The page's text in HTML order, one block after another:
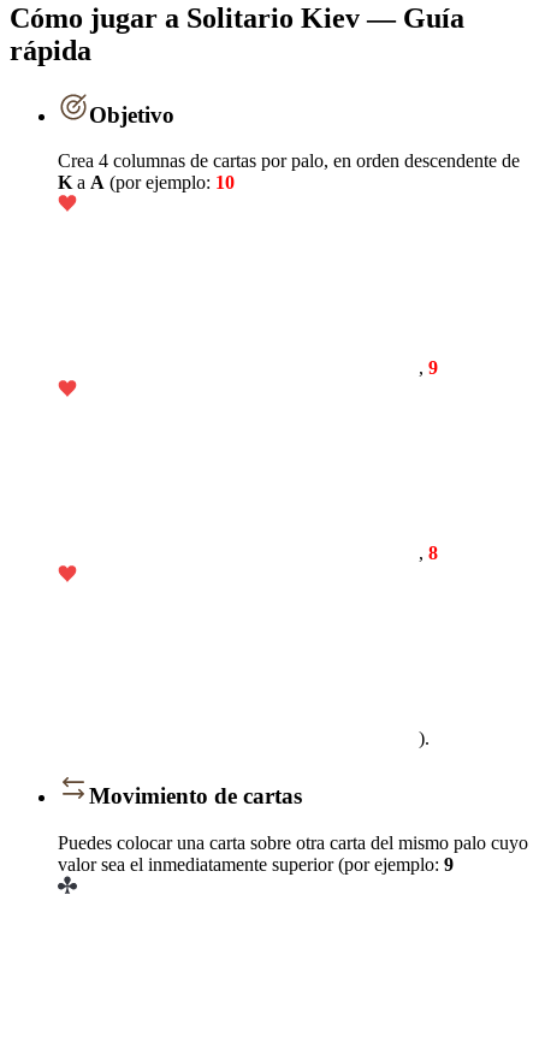
Cómo jugar a Solitario Kiev — Guía
rápida
Objetivo
Crea 4 columnas de cartas por palo, en orden descendente de
Ka A (por ejemplo: 10
, 9
, 8
).
Movimiento de cartas
Puedes colocar una carta sobre otra carta del mismo palo cuyo
valor sea el inmediatamente superior (por ejemplo: 9